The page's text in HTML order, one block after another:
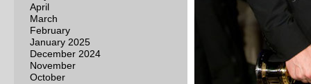
April
March
February
January 2025
December 2024
November
October